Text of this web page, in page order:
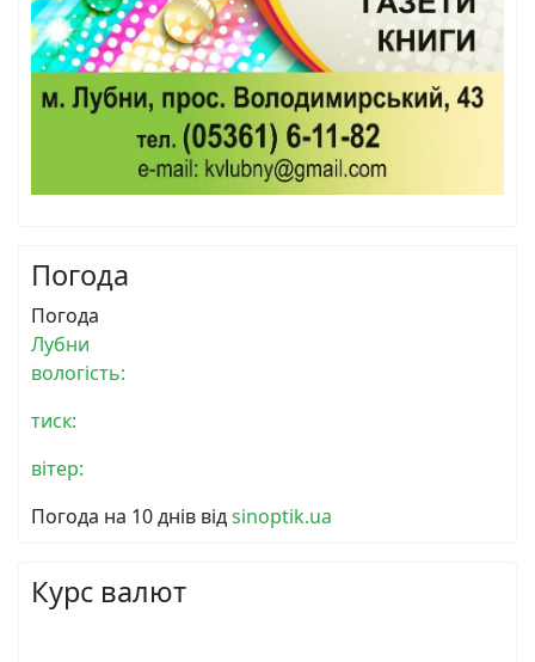
Погода
Погода
Лубни
вологість:
тиск:
вітер:
Погода на 10 днів відsinoptik.ua
Курс валют